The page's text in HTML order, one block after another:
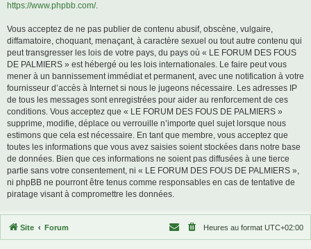
https://www.phpbb.com/.
Vous acceptez de ne pas publier de contenu abusif, obscène, vulgaire,
diffamatoire, choquant, menaçant, à caractère sexuel ou tout autre contenu qui
peut transgresser les lois de votre pays, du pays où « LE FORUM DES FOUS
DE PALMIERS » est hébergé ou les lois internationales. Le faire peut vous
mener à un bannissement immédiat et permanent, avec une notification à votre
fournisseur d’accès à Internet si nous le jugeons nécessaire. Les adresses IP
de tous les messages sont enregistrées pour aider au renforcement de ces
conditions. Vous acceptez que « LE FORUM DES FOUS DE PALMIERS »
supprime, modifie, déplace ou verrouille n’importe quel sujet lorsque nous
estimons que cela est nécessaire. En tant que membre, vous acceptez que
toutes les informations que vous avez saisies soient stockées dans notre base
de données. Bien que ces informations ne soient pas diffusées à une tierce
partie sans votre consentement, ni « LE FORUM DES FOUS DE PALMIERS »,
ni phpBB ne pourront être tenus comme responsables en cas de tentative de
piratage visant à compromettre les données.
Site Forum Heures au format UTC+02:00